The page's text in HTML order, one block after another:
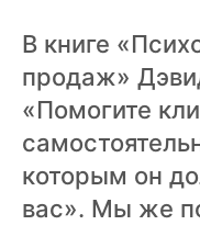
В книге
продаж»
«Помогите
которым он
вас». Мы же